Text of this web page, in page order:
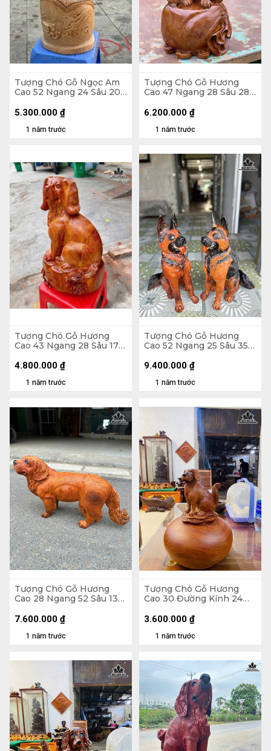
Tượng Chó Gỗ Ngọc Am
Cao 52 Ngang 24 Sâu 20
1 năm trước
5.300.000 ₫
Tượng Chó Gỗ Hương
Cao 47 Ngang 28 Sâu 28
1 năm trước
6.200.000 ₫
Tượng Chó Gỗ Hương
Cao 43 Ngang 28 Sâu 17
1 năm trước
4.800.000 ₫
Tượng Chó Gỗ Hương
Cao 52 Ngang 25 Sâu 35
1 năm trước
9.400.000 ₫
Tượng Chó Gỗ Hương
Cao 28 Ngang 52 Sâu 13
1 năm trước
7.600.000 ₫
Tượng Chó Gỗ Hương
Cao 30 Đường Kính 24
1 năm trước
3.600.000 ₫